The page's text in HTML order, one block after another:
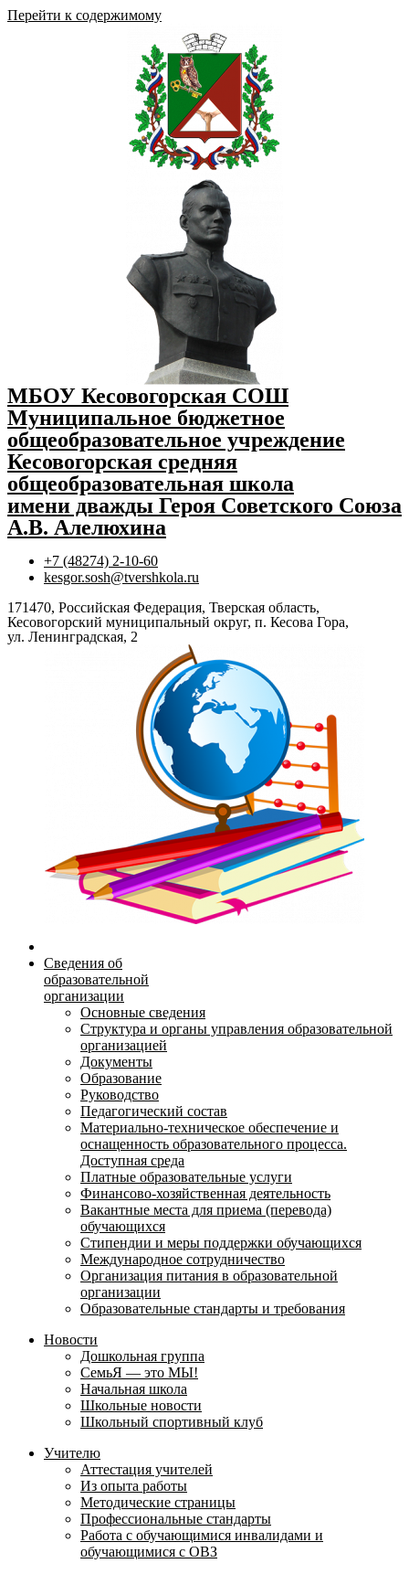
Перейти к содержимому
МБОУ Кесовогорская СОШ
Муниципальное бюджетное
общеобразовательное учреждение
Кесовогорская средняя
общеобразовательная школа
имени дважды Героя Советского Союза
А.В. Алелюхина
+7 (48274) 2-10-60
kesgor.sosh@tvershkola.ru
171470, Российская Федерация, Тверская область,
Кесовогорский муниципальный округ, п. Кесова Гора,
ул. Ленинградская, 2
Сведения об
образовательной
организации
Основные сведения
Структура и органы управления образовательной
организацией
Документы
Образование
Руководство
Педагогический состав
Материально-техническое обеспечение и
оснащенность образовательного процесса.
Доступная среда
Платные образовательные услуги
Финансово-хозяйственная деятельность
Вакантные места для приема (перевода)
обучающихся
Стипендии и меры поддержки обучающихся
Международное сотрудничество
Организация питания в образовательной
организации
Образовательные стандарты и требования
Новости
Дошкольная группа
СемьЯ — это МЫ!
Начальная школа
Школьные новости
Школьный спортивный клуб
Учителю
Аттестация учителей
Из опыта работы
Методические страницы
Профессиональные стандарты
Работа с обучающимися инвалидами и
обучающимися с ОВЗ